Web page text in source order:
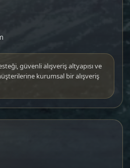
güvenli alışveriş altyapısı ve
kurumsal bir alışveriş